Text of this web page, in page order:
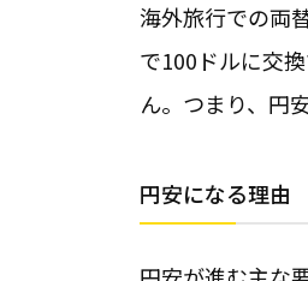
海外旅行での両
で100ドルに交
ん。つまり、円
円安になる理由